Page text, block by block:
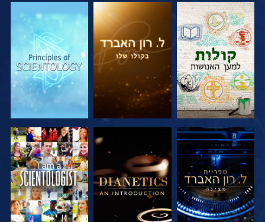
בדוק את הסדרה בדוק את הסדרה בדוק את הסדרה
בדוק את הסדרה בדוק את הסדרה צפה